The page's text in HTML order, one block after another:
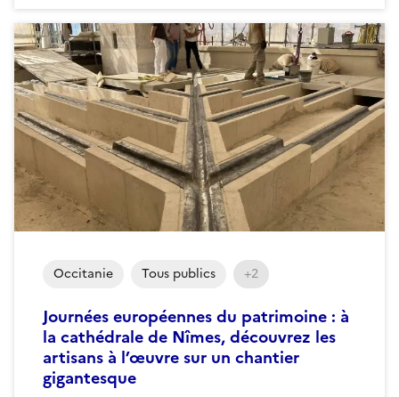
Journées européennes du patrimoine : à
la cathédrale de Nîmes, découvrez les
artisans à l’œuvre sur un chantier
gigantesque
Occitanie Tous publics +2